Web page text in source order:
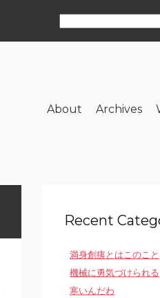
About Archives
Recent
満身創痍とはこのこと
機械に勇気づけられる
寒いんだわ